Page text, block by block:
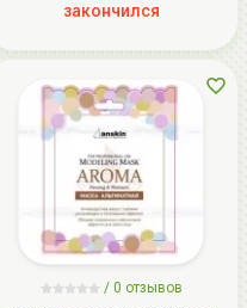
закончился
/ 0 отзывов